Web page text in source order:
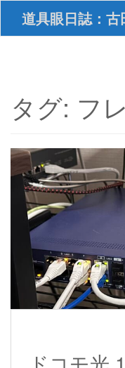
i
道具眼日誌：
タグ: フ
ドコモ光